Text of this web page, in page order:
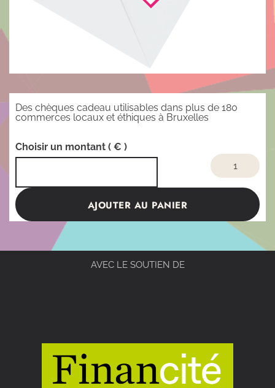
Des chèques cadeau utilisables dans plus de 180
commerces locaux et éthiques à Bruxelles
Choisir un montant ( € )
quantité
de
Offrez
vos
Zinnes
AJOUTER AU PANIER
AVEC LE SOUTIEN DE